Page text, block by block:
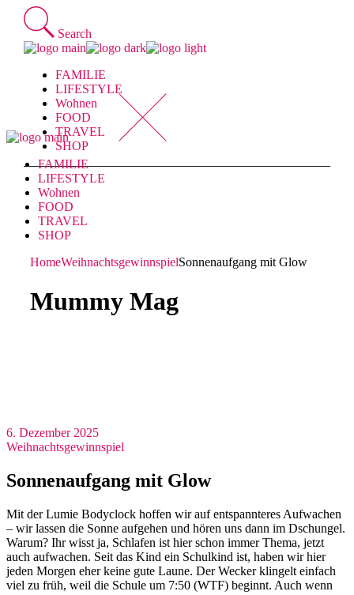
Skip
content
Search
FAMILIE
LIFESTYLE
Wohnen
FOOD
TRAVEL
SHOP
FAMILIE
LIFESTYLE
Wohnen
FOOD
TRAVEL
SHOP
HomeWeihnachtsgewinnspielSonnenaufgang mit Glow
Mummy Mag
6. Dezember 2025
Weihnachtsgewinnspiel
Sonnenaufgang mit Glow
Mit der Lumie Bodyclock hoffen wir auf entspannteres Aufwachen
– wir lassen die Sonne aufgehen und hören uns dann im Dschungel.
Warum? Ihr wisst ja, Schlafen ist hier schon immer Thema, jetzt
auch aufwachen. Seit das Kind ein Schulkind ist, haben wir hier
jeden Morgen eher keine gute Laune. Der Wecker klingelt einfach
viel zu früh, weil die Schule um 7:50 (WTF) beginnt. Auch wenn